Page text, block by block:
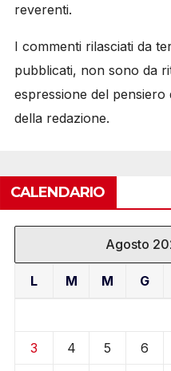
reverenti.
I commenti rilasciati da
pubblicati, non sono da
espressione del pensiero
della redazione.
CALENDARIO
Agosto
L M M G
3 4 5 6